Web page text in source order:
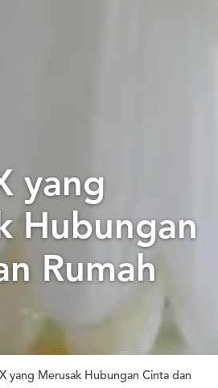
yang
Hubungan
Rumah
yang Merusak Hubungan Cinta dan